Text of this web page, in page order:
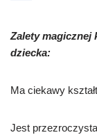
Zalety magicznej
dziecka:
Ma ciekawy
Jest